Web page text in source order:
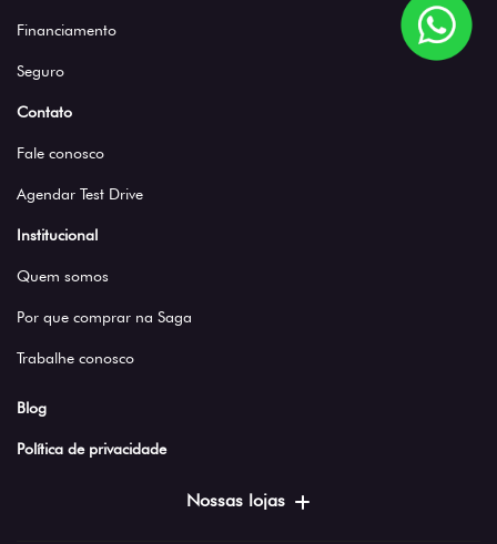
Financiamento
Seguro
Contato
Fale conosco
Agendar Test Drive
Institucional
Quem somos
Por que comprar na Saga
Trabalhe conosco
Blog
Política de privacidade
Nossas lojas